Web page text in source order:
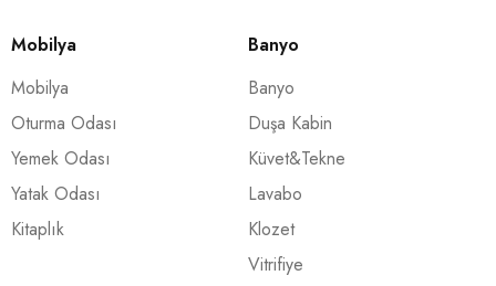
Mobilya
Mobilya
Oturma Odası
Yemek Odası
Yatak Odası
Kitaplık
Banyo
Banyo
Duşa Kabin
Küvet&Tekne
Lavabo
Klozet
Vitrifiye